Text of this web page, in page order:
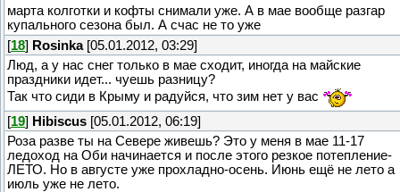
марта колготки и кофты снимали уже. А в мае вообще разгар
купального сезона был. А счас не то уже
[18] Rosinka[05.01.2012, 03:29]
Люд, а у нас снег только в мае сходит, иногда на майские
праздники идет... чуешь разницу?
Так что сиди в Крыму и радуйся, что зим нет у вас
[19] Hibiscus [05.01.2012, 06:19]
Роза разве ты на Севере живешь? Это у меня в мае 11-17
ледоход на Оби начинается и после этого резкое потепление-
ЛЕТО. Но в августе уже прохладно-осень. Июнь ещё не лето а
июль уже не лето.